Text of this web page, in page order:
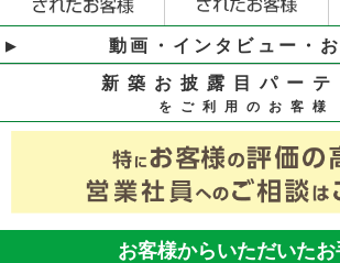
動画・インタビュー・
新築お披露目パーテ
をご利用のお客様
お客様からいただいた